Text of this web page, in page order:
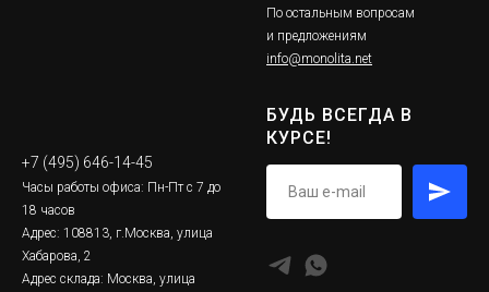
По остальным вопросам
и предложениям
info@monolita.net
+7 (495) 646-14-45
Часы работы офиса: Пн-Пт с 7 до
18 часов
Адрес: 108813, г.Москва, улица
Хабарова, 2
Адрес склада: Москва, улица
БУДЬ ВСЕГДА В
КУРСЕ!